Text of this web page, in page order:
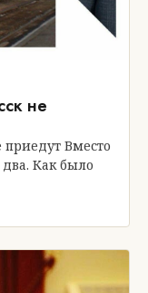
не
Вместо
Как было